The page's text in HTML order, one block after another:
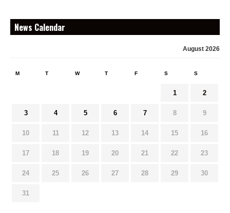
News Calendar
August 2026
M T W T F S S
1 2
3 4 5 6 7 8 9
10 11 12 13 14 15 16
17 18 19 20 21 22 23
24 25 26 27 28 29 30
31